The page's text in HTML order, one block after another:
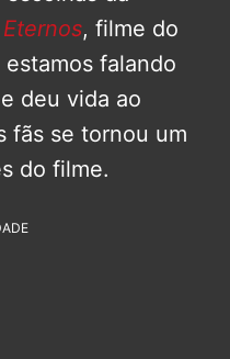
Eternos, filme do
falando
deu vida ao
fãs se tornou um
do filme.